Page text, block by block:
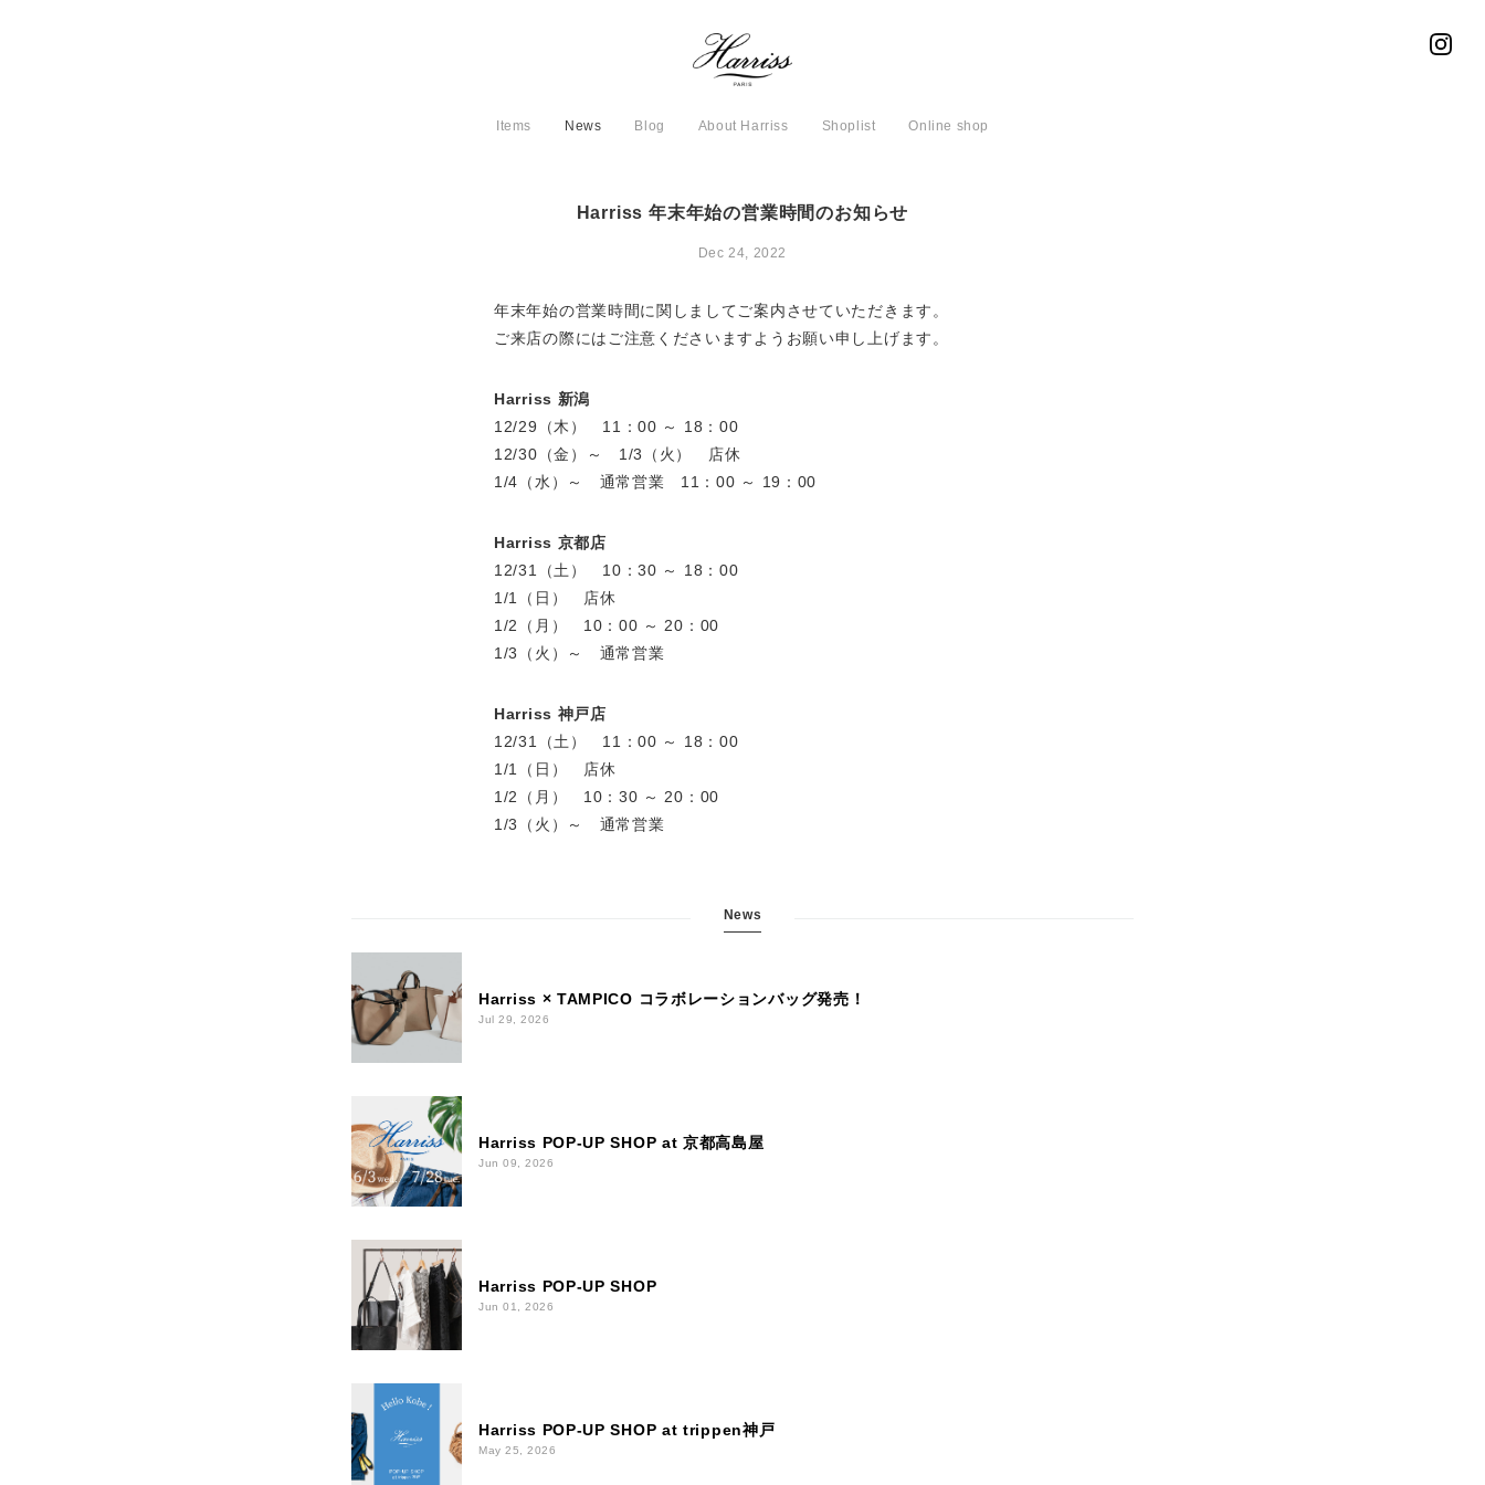
Items News Blog About Harriss Shoplist Online shop
Harriss 年末年始の営業時間のお知らせ
Dec 24, 2022
年末年始の営業時間に関しましてご案内させていただきます。
ご来店の際にはご注意くださいますようお願い申し上げます。
Harriss 新潟
12/29（木） 11：00 ～ 18：00
12/30（金）～ 1/3（火） 店休
1/4（水）～ 通常営業 11：00 ～ 19：00
Harriss 京都店
12/31（土） 10：30 ～ 18：00
1/1（日） 店休
1/2（月） 10：00 ～ 20：00
1/3（火）～ 通常営業
Harriss 神戸店
12/31（土） 11：00 ～ 18：00
1/1（日） 店休
1/2（月） 10：30 ～ 20：00
1/3（火）～ 通常営業
News
Harriss × TAMPICO コラボレーションバッグ発売！
Jul 29, 2026
Harriss POP-UP SHOP at 京都高島屋
Jun 09, 2026
Harriss POP-UP SHOP
Jun 01, 2026
Harriss POP-UP SHOP at trippen神戸
May 25, 2026